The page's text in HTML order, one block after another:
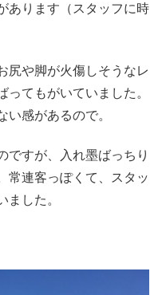
あります（スタッフに時
尻や脚が火傷しそうなレ
てもがいていました。
感があるので。
ですが、入れ墨ばっちり
常連客っぽくて、スタッ
ました。